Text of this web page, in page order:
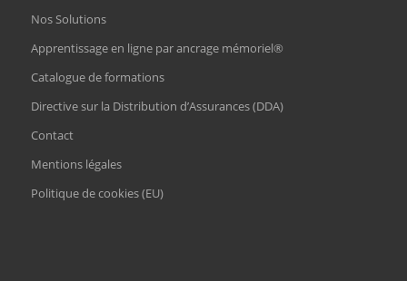
Nos Solutions
Apprentissage en ligne par ancrage mémoriel®
Catalogue de formations
Directive sur la Distribution d’Assurances (DDA)
Contact
Mentions légales
Politique de cookies (EU)